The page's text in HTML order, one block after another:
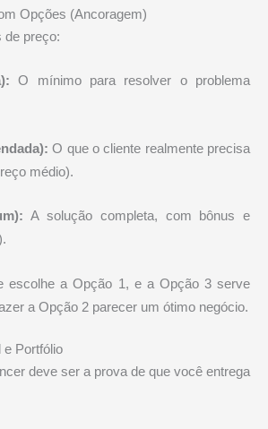
Opções (Ancoragem)
de preço:
O mínimo para resolver o problema
O que o cliente realmente precisa
médio).
A solução completa, com bônus e
escolhe a Opção 1, e a Opção 3 serve
a Opção 2 parecer um ótimo negócio.
e Portfólio
deve ser a prova de que você entrega